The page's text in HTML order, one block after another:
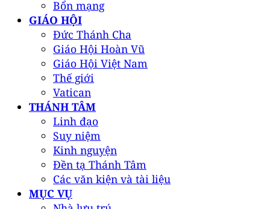
Bổn mạng
GIÁO HỘI
Đức Thánh Cha
Giáo Hội Hoàn Vũ
Giáo Hội Việt Nam
Thế giới
Vatican
THÁNH TÂM
Linh đạo
Suy niệm
Kinh nguyện
Đền tạ Thánh Tâm
Các văn kiện và tài liệu
MỤC VỤ